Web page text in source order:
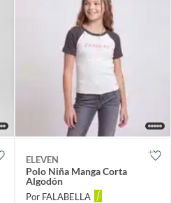
ELEVEN
Polo Niña Manga Corta
Algodón
Por FALABELLA